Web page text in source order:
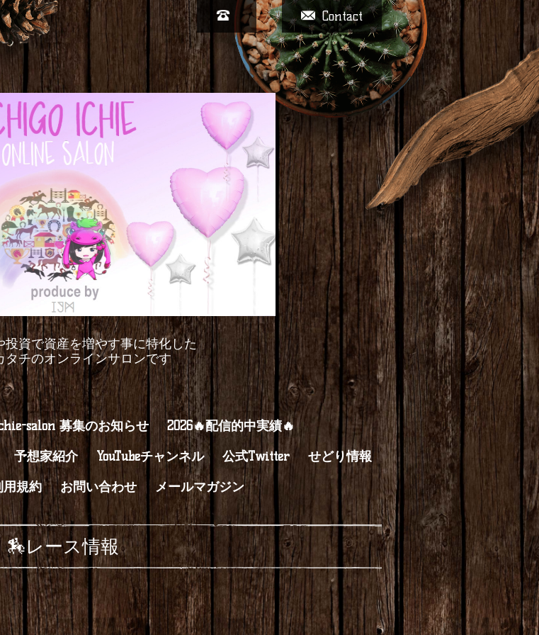
Contact
資で資産を増やす事に特化した
タチのオンラインサロンです
salon 募集のお知らせ
2026🔥配信的中実績🔥
予想家紹介 YouTubeチャンネル 公式Twitter
せどり情報
用規約 お問い合わせ メールマガジン
🏇レース情報